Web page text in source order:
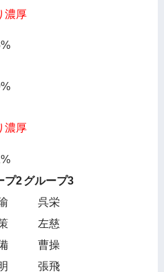
濃厚
濃厚
プ2グループ3
呉栄
左慈
曹操
張飛